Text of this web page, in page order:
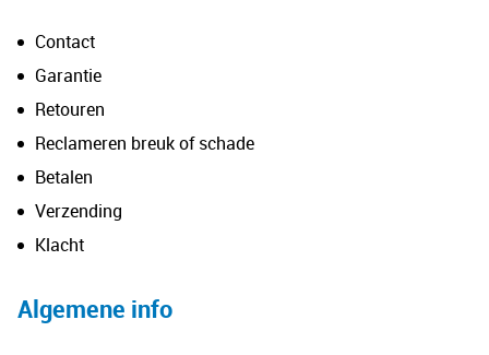
Contact
Garantie
Retouren
Reclameren breuk of schade
Betalen
Verzending
Klacht
Algemene info